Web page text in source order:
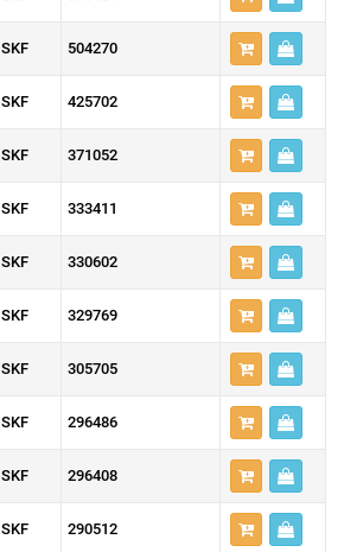
SKF 504270
SKF 425702
SKF 371052
SKF 333411
SKF 330602
SKF 329769
SKF 305705
SKF 296486
SKF 296408
SKF 290512